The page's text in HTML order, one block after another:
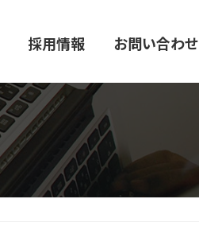
採用情報 お問い合わせ